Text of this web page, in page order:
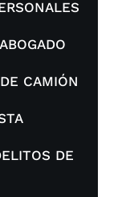
CAMIÓN
DE